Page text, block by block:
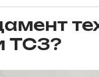
TC3?